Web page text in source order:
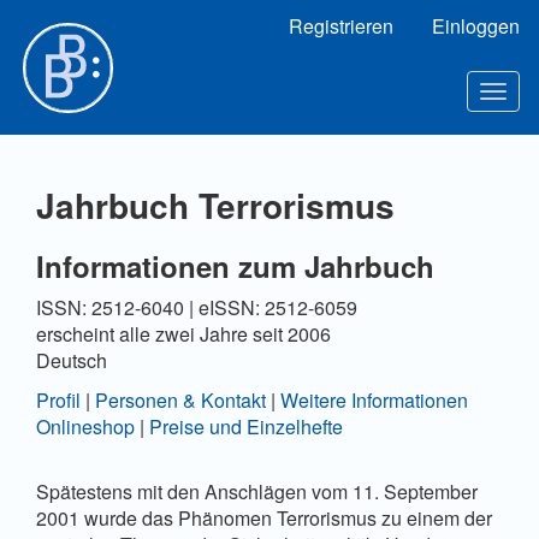
Hauptinhalt
Sidebar
Registrieren Einloggen
Jahrbuch Terrorismus
Informationen zum Jahrbuch
ISSN: 2512-6040 | eISSN: 2512-6059
erscheint alle zwei Jahre seit 2006
Deutsch
Profil | Personen & Kontakt | Weitere Informationen
Onlineshop | Preise und Einzelhefte
Spätestens mit den Anschlägen vom 11. September
2001 wurde das Phänomen Terrorismus zu einem der